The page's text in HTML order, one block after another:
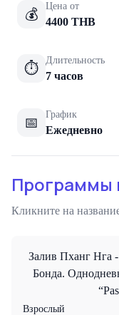
💰
Цена от
4400 THB
⏱
Длительность
7 часов
📅
График
Ежедневно
Программы
Кликните на
Залив Пханг Нга
Бонда.
Взрослый